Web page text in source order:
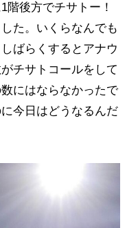
階後方でチサトー！
た。いくらなんでも
ばらくするとアナウ
チサトコールをして
にはならなかったで
今日はどうなるんだ